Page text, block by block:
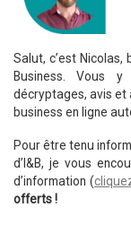
Salut, c’est Nicolas,
Business. Vous
décryptages, avis et
business en ligne
Pour être tenu
d’I&B, je vous
d’information (
offerts !